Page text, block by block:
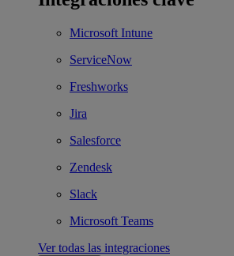
Microsoft Intune
ServiceNow
Freshworks
Jira
Salesforce
Zendesk
Slack
Microsoft Teams
Ver todas las integraciones